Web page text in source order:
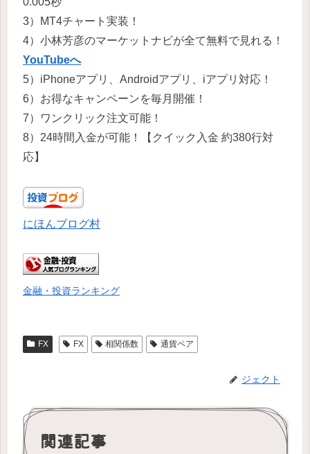
3）MT4チャート実装！
4）小林芳彦のマーケットナビが全て無料で見れる！
YouTubeへ
5）iPhoneアプリ、Androidアプリ、iアプリ対応！
6）お得なキャンペーンを毎月開催！
7）ワンクリック注文可能！
8）24時間入金が可能！【クイック入金 約380行対
応】
にほんブログ村
金融・投資ランキング
FX FX 相関係数 通貨ペア
ジェクト
関連記事